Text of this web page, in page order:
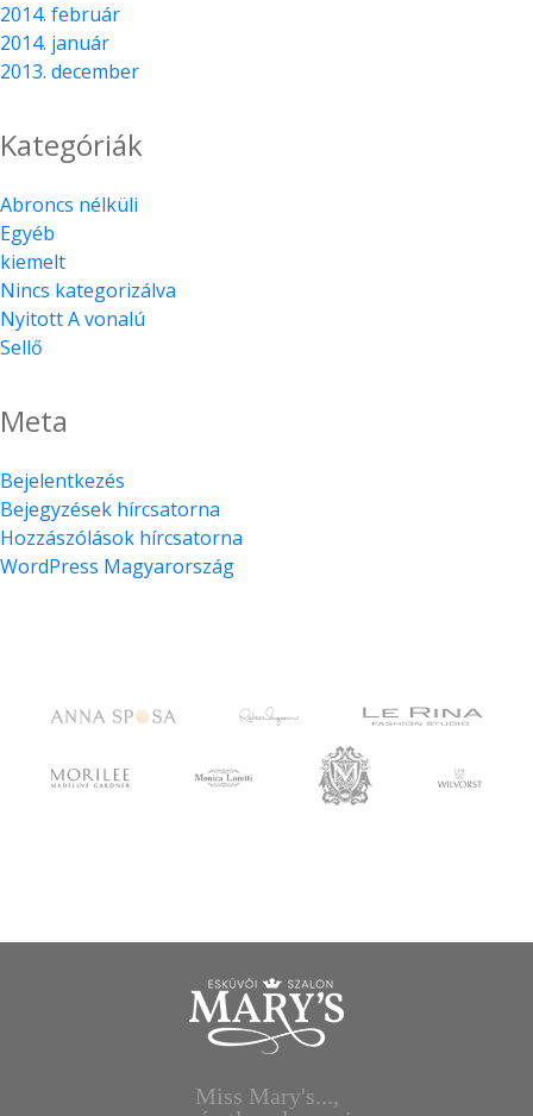
2014. február
2014. január
2013. december
Kategóriák
Abroncs nélküli
Egyéb
kiemelt
Nincs kategorizálva
Nyitott A vonalú
Sellő
Meta
Bejelentkezés
Bejegyzések hírcsatorna
Hozzászólások hírcsatorna
WordPress Magyarország
Miss Mary's...,